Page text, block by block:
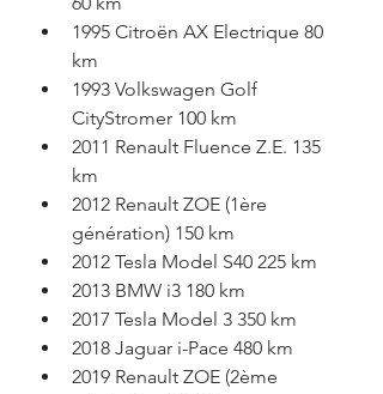
1995 Citroën AX Electrique 80
km
1993 Volkswagen Golf
CityStromer 100 km
2011 Renault Fluence Z.E. 135
km
2012 Renault ZOE (1ère
génération) 150 km
2012 Tesla Model S40 225 km
2013 BMW i3 180 km
2017 Tesla Model 3 350 km
2018 Jaguar i-Pace 480 km
2019 Renault ZOE (2ème